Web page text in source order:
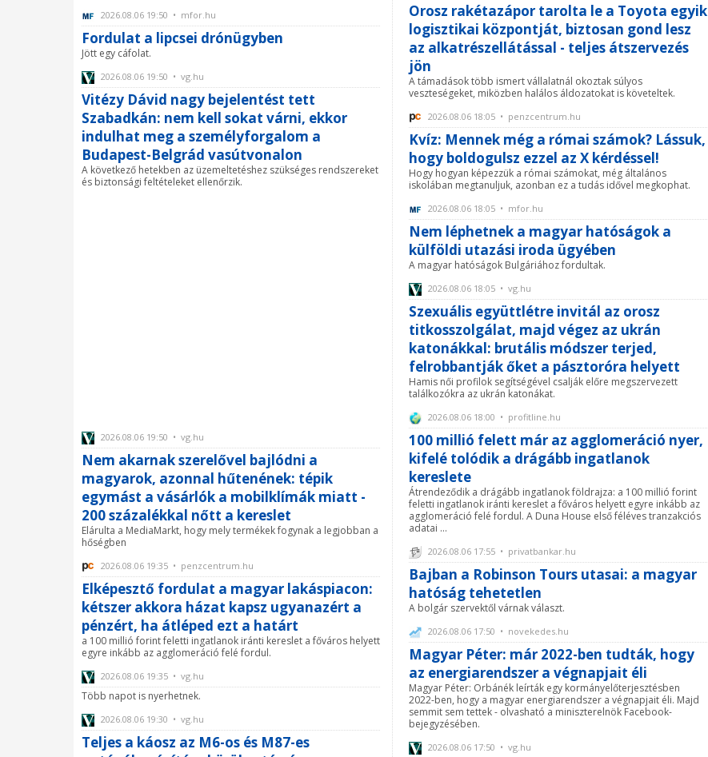
2026.08.06 19:50 • mfor.hu
Fordulat a lipcsei drónügyben
Jött egy cáfolat.
2026.08.06 19:50 • vg.hu
Vitézy Dávid nagy bejelentést tett
Szabadkán: nem kell sokat várni, ekkor
indulhat meg a személyforgalom a
Budapest-Belgrád vasútvonalon
A következő hetekben az üzemeltetéshez szükséges rendszereket
és biztonsági feltételeket ellenőrzik.
2026.08.06 19:50 • vg.hu
Nem akarnak szerelővel bajlódni a
magyarok, azonnal hűtenének: tépik
egymást a vásárlók a mobilklímák miatt -
200 százalékkal nőtt a kereslet
Elárulta a MediaMarkt, hogy mely termékek fogynak a legjobban a
hőségben
2026.08.06 19:35 • penzcentrum.hu
Elképesztő fordulat a magyar lakáspiacon:
kétszer akkora házat kapsz ugyanazért a
pénzért, ha átléped ezt a határt
a 100 millió forint feletti ingatlanok iránti kereslet a főváros helyett
egyre inkább az agglomeráció felé fordul.
2026.08.06 19:35 • vg.hu
Több napot is nyerhetnek.
2026.08.06 19:30 • vg.hu
Teljes a káosz az M6-os és M87-es
Orosz rakétazápor tarolta le a Toyota egyik
logisztikai központját, biztosan gond lesz
az alkatrészellátással - teljes átszervezés
jön
A támadások több ismert vállalatnál okoztak súlyos
veszteségeket, miközben halálos áldozatokat is követeltek.
2026.08.06 18:05 • penzcentrum.hu
Kvíz: Mennek még a római számok? Lássuk,
hogy boldogulsz ezzel az X kérdéssel!
Hogy hogyan képezzük a római számokat, még általános
iskolában megtanuljuk, azonban ez a tudás idővel megkophat.
2026.08.06 18:05 • mfor.hu
Nem léphetnek a magyar hatóságok a
külföldi utazási iroda ügyében
A magyar hatóságok Bulgáriához fordultak.
2026.08.06 18:05 • vg.hu
Szexuális együttlétre invitál az orosz
titkosszolgálat, majd végez az ukrán
katonákkal: brutális módszer terjed,
felrobbantják őket a pásztoróra helyett
Hamis női profilok segítségével csalják előre megszervezett
találkozókra az ukrán katonákat.
2026.08.06 18:00 • profitline.hu
100 millió felett már az agglomeráció nyer,
kifelé tolódik a drágább ingatlanok
kereslete
Átrendeződik a drágább ingatlanok földrajza: a 100 millió forint
feletti ingatlanok iránti kereslet a főváros helyett egyre inkább az
agglomeráció felé fordul. A Duna House első féléves tranzakciós
adatai ...
2026.08.06 17:55 • privatbankar.hu
Bajban a Robinson Tours utasai: a magyar
hatóság tehetetlen
A bolgár szervektől várnak választ.
2026.08.06 17:50 • novekedes.hu
Magyar Péter: már 2022-ben tudták, hogy
az energiarendszer a végnapjait éli
Magyar Péter: Orbánék leírták egy kormányelőterjesztésben
2022-ben, hogy a magyar energiarendszer a végnapjait éli. Majd
semmit sem tettek - olvasható a miniszterelnök Facebook-
bejegyzésében.
2026.08.06 17:50 • vg.hu